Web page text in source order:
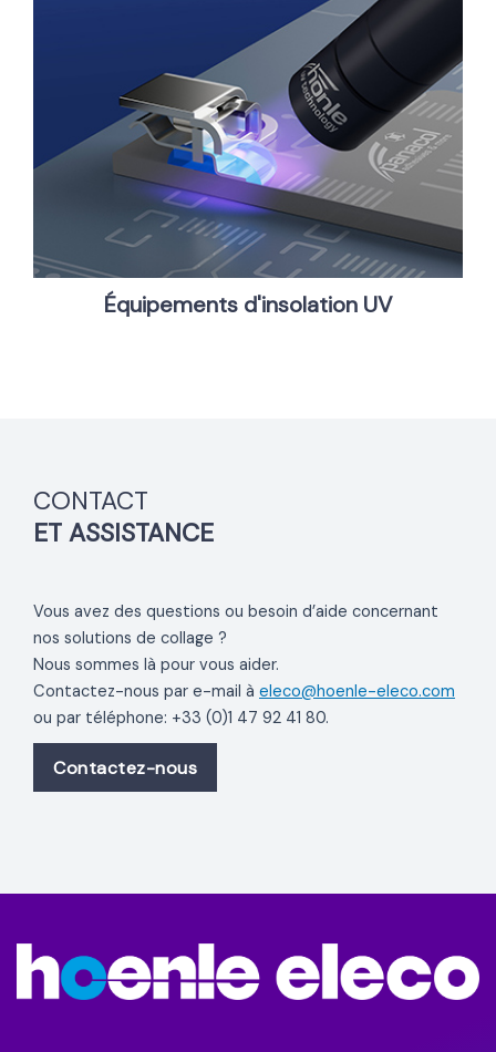
Équipements d'insolation UV
CONTACT
ET ASSISTANCE
Vous avez des questions ou besoin d’aide concernant
nos solutions de collage ?
Nous sommes là pour vous aider.
Contactez-nous par e-mail à eleco@hoenle-eleco.com
ou par téléphone: +33 (0)1 47 92 41 80.
Contactez-nous